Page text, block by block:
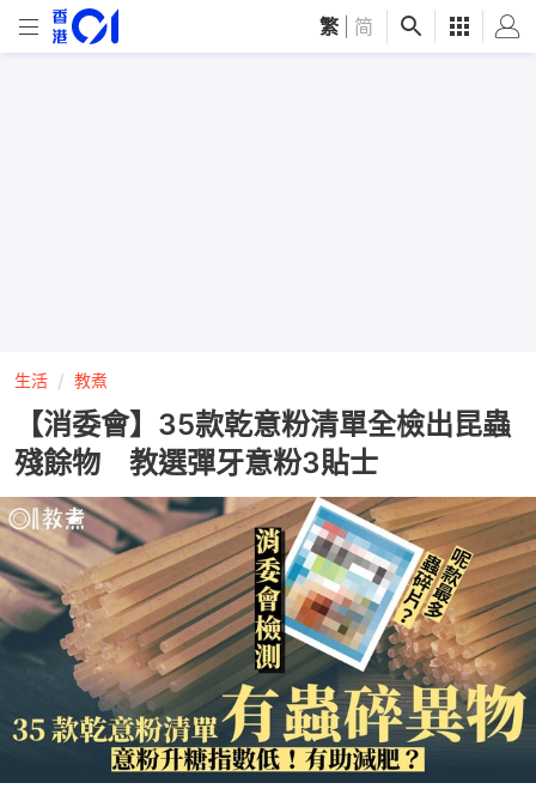
繁 简
生活 教煮
【消委會】35款乾意粉清單全檢出昆蟲
殘餘物 教選彈牙意粉3貼士